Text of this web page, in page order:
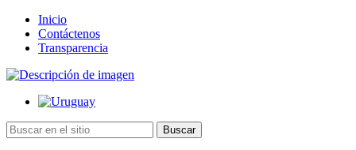
Inicio
Contáctenos
Transparencia